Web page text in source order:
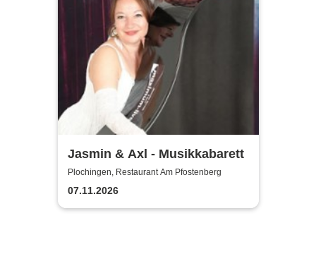
Jasmin & Axl - Musikkabarett
Plochingen, Restaurant Am Pfostenberg
07.11.2026